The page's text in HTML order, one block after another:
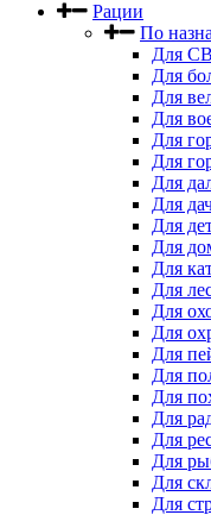
Рации
По
Для
Для
Для
Для
Для
Для
Для
Для
Для
Для
Для
Для
Для
Для
Для
Для
Для
Для
Для
Для
Для
Для